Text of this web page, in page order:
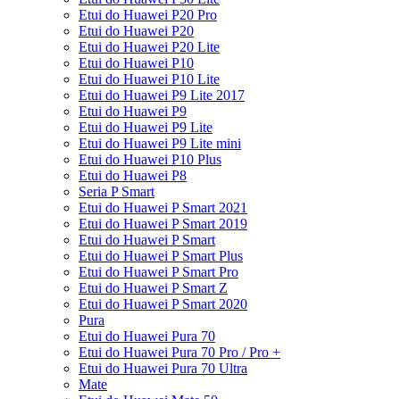
Etui do Huawei P20 Pro
Etui do Huawei P20
Etui do Huawei P20 Lite
Etui do Huawei P10
Etui do Huawei P10 Lite
Etui do Huawei P9 Lite 2017
Etui do Huawei P9
Etui do Huawei P9 Lite
Etui do Huawei P9 Lite mini
Etui do Huawei P10 Plus
Etui do Huawei P8
Seria P Smart
Etui do Huawei P Smart 2021
Etui do Huawei P Smart 2019
Etui do Huawei P Smart
Etui do Huawei P Smart Plus
Etui do Huawei P Smart Pro
Etui do Huawei P Smart Z
Etui do Huawei P Smart 2020
Pura
Etui do Huawei Pura 70
Etui do Huawei Pura 70 Pro / Pro +
Etui do Huawei Pura 70 Ultra
Mate